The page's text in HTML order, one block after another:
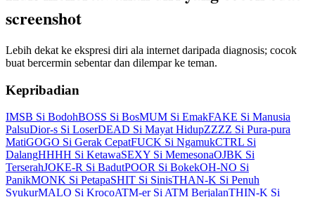
screenshot
Lebih dekat ke ekspresi diri ala internet daripada diagnosis; cocok
buat bercermin sebentar dan dilempar ke teman.
Kepribadian
IMSB Si BodohBOSS Si BosMUM Si EmakFAKE Si Manusia
PalsuDior-s Si LoserDEAD Si Mayat HidupZZZZ Si Pura-pura
MatiGOGO Si Gerak CepatFUCK Si NgamukCTRL Si
DalangHHHH Si KetawaSEXY Si MemesonaOJBK Si
TerserahJOKE-R Si BadutPOOR Si BokekOH-NO Si
PanikMONK Si PetapaSHIT Si SinisTHAN-K Si Penuh
SyukurMALO Si KrocoATM-er Si ATM BerjalanTHIN-K Si